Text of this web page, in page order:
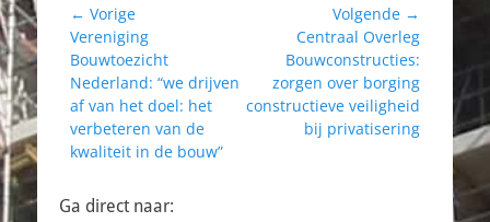
Bericht
navigatie
← Vorige
Vorig
bericht:
Vereniging
Bouwtoezicht
Nederland: “we drijven
af van het doel: het
verbeteren van de
kwaliteit in de bouw”
Volgende →
Volgend
bericht:
Centraal Overleg
Bouwconstructies:
zorgen over borging
constructieve veiligheid
bij privatisering
Ga direct naar: